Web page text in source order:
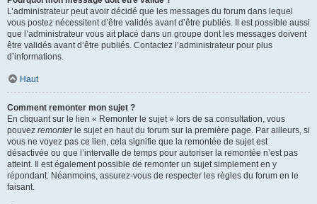
L’administrateur peut avoir décidé que les messages du forum dans lequel
vous postez nécessitent d’être validés avant d’être publiés. Il est possible aussi
que l’administrateur vous ait placé dans un groupe dont les messages doivent
être validés avant d’être publiés. Contactez l’administrateur pour plus
d’informations.
Haut
Comment remonter mon sujet ?
En cliquant sur le lien « Remonter le sujet » lors de sa consultation, vous
pouvez remonterle sujet en haut du forum sur la première page. Par ailleurs, si
vous ne voyez pas ce lien, cela signifie que la remontée de sujet est
désactivée ou que l’intervalle de temps pour autoriser la remontée n’est pas
atteint. Il est également possible de remonter un sujet simplement en y
répondant. Néanmoins, assurez-vous de respecter les règles du forum en le
faisant.